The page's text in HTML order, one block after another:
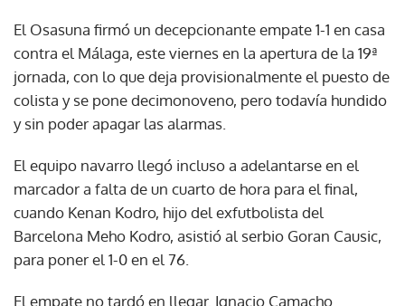
El Osasuna firmó un decepcionante empate 1-1 en casa
contra el Málaga, este viernes en la apertura de la 19ª
jornada, con lo que deja provisionalmente el puesto de
colista y se pone decimonoveno, pero todavía hundido
y sin poder apagar las alarmas.
El equipo navarro llegó incluso a adelantarse en el
marcador a falta de un cuarto de hora para el final,
cuando Kenan Kodro, hijo del exfutbolista del
Barcelona Meho Kodro, asistió al serbio Goran Causic,
para poner el 1-0 en el 76.
El empate no tardó en llegar. Ignacio Camacho